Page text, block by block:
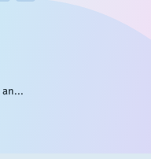
an...